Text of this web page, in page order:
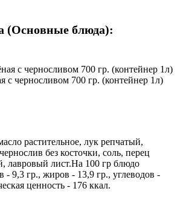
(Основные блюда):
с черносливом 700 гр. (контейнер 1л)
растительное, лук репчатый,
без косточки, соль, перец
лавровый лист.На 100 гр блюдо
- 9,3 гр., жиров - 13,9 гр., углеводов -
ценность - 176 ккал.